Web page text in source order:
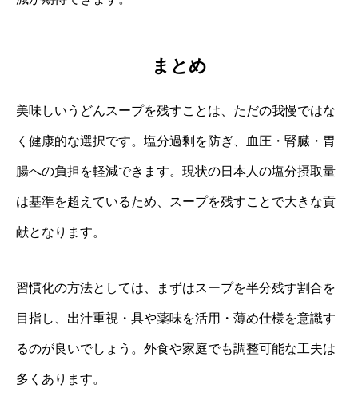
まとめ
美味しいうどんスープを残すことは、ただの我慢ではな
く健康的な選択です。塩分過剰を防ぎ、血圧・腎臓・胃
腸への負担を軽減できます。現状の日本人の塩分摂取量
は基準を超えているため、スープを残すことで大きな貢
献となります。
習慣化の方法としては、まずはスープを半分残す割合を
目指し、出汁重視・具や薬味を活用・薄め仕様を意識す
るのが良いでしょう。外食や家庭でも調整可能な工夫は
多くあります。